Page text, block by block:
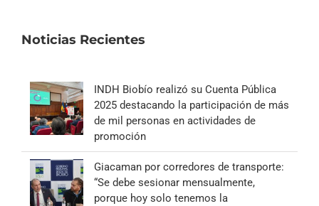
Noticias Recientes
INDH Biobío realizó su Cuenta Pública
2025 destacando la participación de más
de mil personas en actividades de
promoción
Giacaman por corredores de transporte:
“Se debe sesionar mensualmente,
porque hoy solo tenemos la